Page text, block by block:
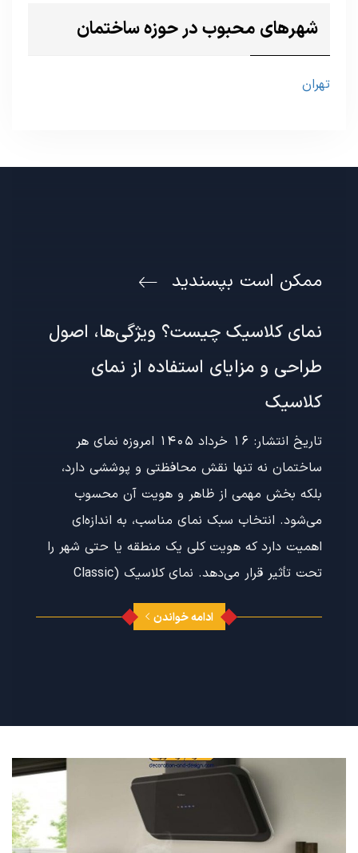
شهرهای محبوب در حوزه ساختمان
تهران
ممکن است بپسندید
نمای کلاسیک چیست؟ ویژگی‌ها، اصول
طراحی و مزایای استفاده از نمای
کلاسیک
تاریخ انتشار: 16 خرداد 1405 امروزه نمای هر
ساختمان نه تنها نقش محافظتی و پوششی دارد،
بلکه بخش مهمی از ظاهر و هویت آن محسوب
می‌شود. انتخاب سبک نمای مناسب، به اندازه‌ای
اهمیت دارد که هویت کلی یک منطقه یا حتی شهر را
تحت تأثیر قرار می‌دهد. نمای کلاسیک (Classic
ادامه خواندن